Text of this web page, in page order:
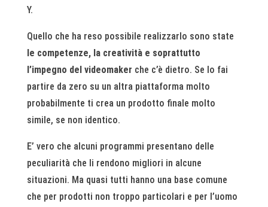
Y.
Quello che ha reso possibile realizzarlo sono state
le competenze, la creatività e soprattutto
l’impegno del videomaker che c’è dietro. Se lo fai
partire da zero su un altra piattaforma molto
probabilmente ti crea un prodotto finale molto
simile, se non identico.
E’ vero che alcuni programmi presentano delle
peculiarità che li rendono migliori in alcune
situazioni. Ma quasi tutti hanno una base comune
che per prodotti non troppo particolari e per l’uomo